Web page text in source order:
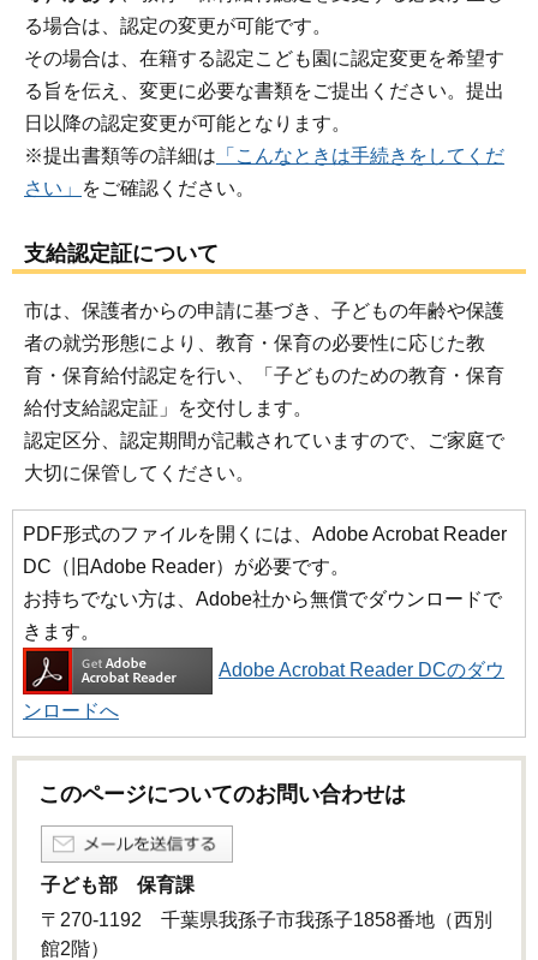
る場合は、認定の変更が可能です。
その場合は、在籍する認定こども園に認定変更を希望す
る旨を伝え、変更に必要な書類をご提出ください。提出
日以降の認定変更が可能となります。
※提出書類等の詳細は 「こんなときは手続きをしてくだ
さい」
をご確認ください。
支給認定証について
市は、保護者からの申請に基づき、子どもの年齢や保護
者の就労形態により、教育・保育の必要性に応じた教
育・保育給付認定を行い、「子どものための教育・保育
給付支給認定証」を交付します。
認定区分、認定期間が記載されていますので、ご家庭で
大切に保管してください。
PDF形式のファイルを開くには、Adobe Acrobat Reader
DC（旧Adobe Reader）が必要です。
お持ちでない方は、Adobe社から無償でダウンロードで
きます。
Adobe Acrobat Reader DCのダウ
ンロードへ
このページについてのお問い合わせは
子ども部 保育課
〒270-1192 千葉県我孫子市我孫子1858番地（西別
館2階）